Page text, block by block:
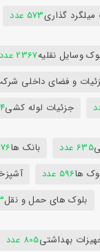
میلگرد گذاری573 عدد
وسایل نقلیه2367 عدد
و فضای داخلی
جزئیات لوله کشی
635 عدد بانک ها276
ها596 عدد
بلوک های حمل و نقل
بهداشتی805 عدد